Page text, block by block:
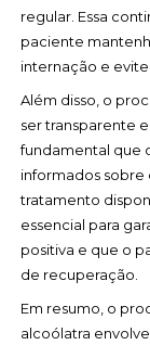
regular. Essa
paciente
internação e evite
Além disso, o
ser transparente
fundamental que
informados sobre
tratamento
essencial para
positiva e que o
de recuperação.
Em resumo, o
alcoólatra